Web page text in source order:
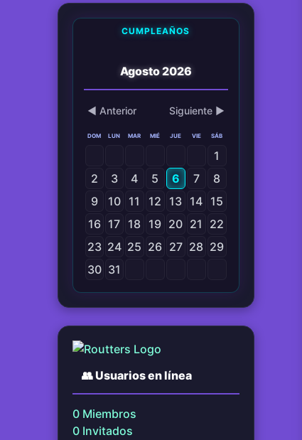
CUMPLEAÑOS
Agosto 2026
◀ Anterior Siguiente ▶
DOM LUN MAR MIÉ JUE VIE SÁB
1
2
3 4 5 6 7
8
9
10 11 12 13 14 15
16 17 18 19 20 21
22
23 24 25 26 27 28 29
30 31
👥Usuarios en línea
0 Miembros
0 Invitados